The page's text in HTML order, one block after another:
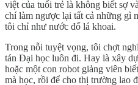
việt của tuổi trẻ là không biết sợ
chí làm ngược lại tất cả những gì
tôi chỉ như nước đổ lá khoai.
Trong nỗi tuyệt vọng, tôi chợt
tán Đại học luôn đi. Hay là xây
hoặc một con robot giảng viên
mà học, rồi để cho thị trường lao